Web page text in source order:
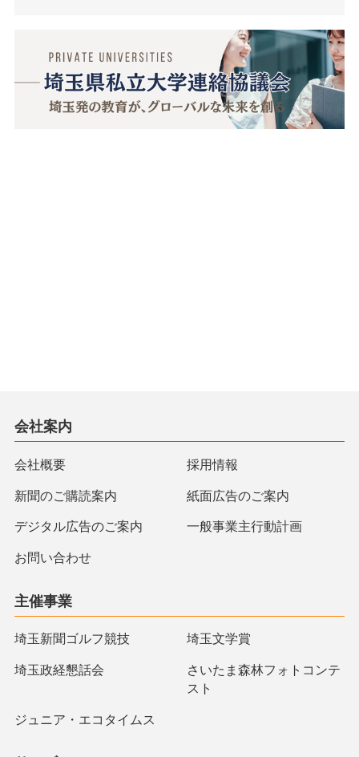
会社案内
会社概要 採用情報
新聞のご購読案内 紙面広告のご案内
デジタル広告のご案内 一般事業主行動計画
お問い合わせ
主催事業
埼玉新聞ゴルフ競技 埼玉文学賞
埼玉政経懇話会
さいたま森林フォトコンテ
スト
ジュニア・エコタイムス